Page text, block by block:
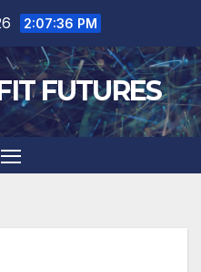
2:07:37 PM
FUTURES